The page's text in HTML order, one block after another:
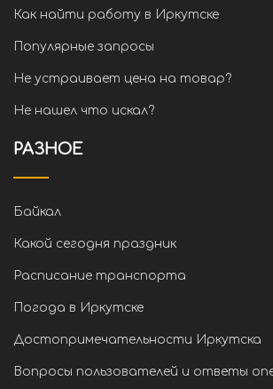
Как найти работу в Иркутске
Популярные запросы
Не устраивает цена на товар?
Не нашел что искал?
РАЗНОЕ
Байкал
Какой сегодня праздник
Расписание транспорта
Погода в Иркутске
Достопримечательности Иркутска
Вопросы пользователей и ответы